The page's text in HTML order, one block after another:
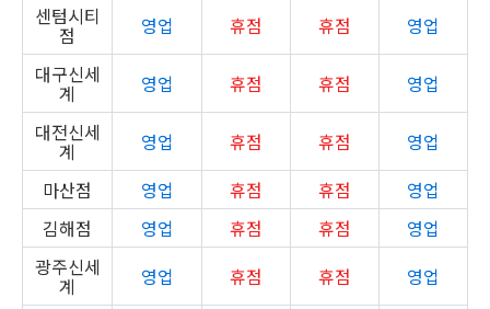
센텀시티
점 영업 휴점 휴점
영업
대구신세
계 영업 휴점 휴점
영업
대전신세
계 영업 휴점 휴점
영업
마산점
영업 휴점 휴점
영업
김해점
영업 휴점 휴점
영업
광주신세
계 영업 휴점 휴점
영업